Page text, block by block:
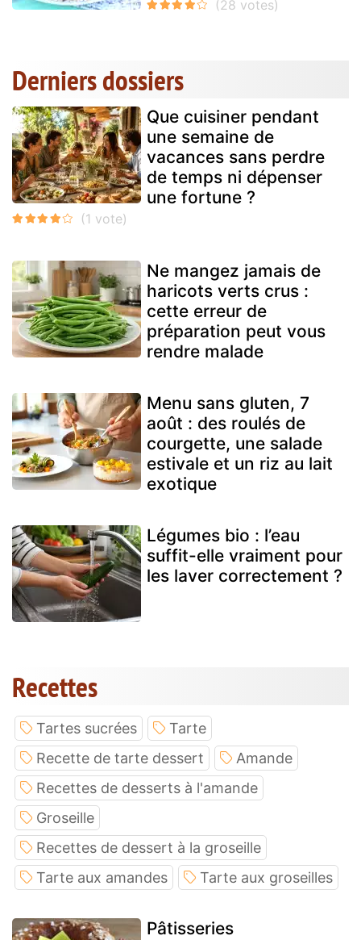
Derniers dossiers
Que cuisiner pendant
une semaine de
vacances sans perdre
de temps ni dépenser
une fortune ?
Ne mangez jamais de
haricots verts crus :
cette erreur de
préparation peut vous
rendre malade
Menu sans gluten, 7
août : des roulés de
courgette, une salade
estivale et un riz au lait
exotique
Légumes bio : l’eau
suffit-elle vraiment pour
les laver correctement ?
Recettes
Tartes sucrées
Tarte
Recette de tarte dessert
Amande
Recettes de desserts à l'amande
Groseille
Recettes de dessert à la groseille
Tarte aux amandes
Tarte aux groseilles
Pâtisseries